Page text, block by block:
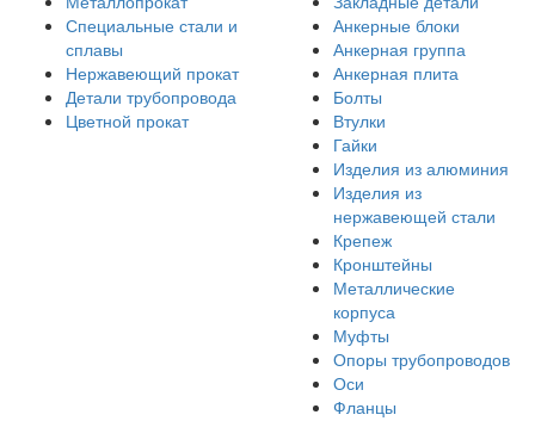
Специальные стали и
сплавы
Нержавеющий прокат
Детали трубопровода
Цветной прокат
Анкерные блоки
Анкерная группа
Анкерная плита
Болты
Втулки
Гайки
Изделия из алюминия
Изделия из
нержавеющей стали
Крепеж
Кронштейны
Металлические
корпуса
Муфты
Опоры трубопроводов
Оси
Фланцы